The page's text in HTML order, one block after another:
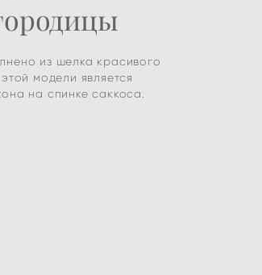
из шелка красивого
модели является
на спинке саккоса.